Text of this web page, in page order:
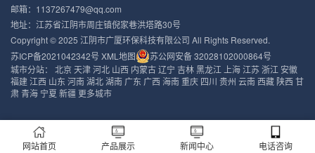
邮箱：1137267479@qq.com
地址：江苏省江阴市周庄镇倪家巷洪塔路30号
Copyright © 2025 江阴市广厦环保科技有限公司 All Rights Reserved.
苏ICP备2021042342号 XML地图
苏公网安备 32028102000864号
城市分站： 北京天津河北 山西 内蒙古辽宁 吉林黑龙江 上海江苏浙江 安徽
福建江西 山东 河南湖北湖南 广东 广西海南重庆 四川 贵州 云南西藏 陕西甘
肃青海 宁夏 新疆更多城市
网站首页 产品展示 新闻中心 电话咨询